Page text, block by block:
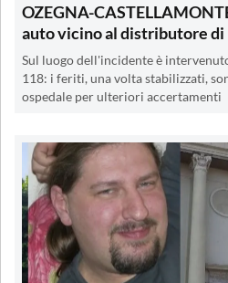
OZEGNA-
auto vicino al distributore di
Sul luogo dell'incidente è
118: i feriti, una volta stabilizzati,
ospedale per ulteriori accertamenti